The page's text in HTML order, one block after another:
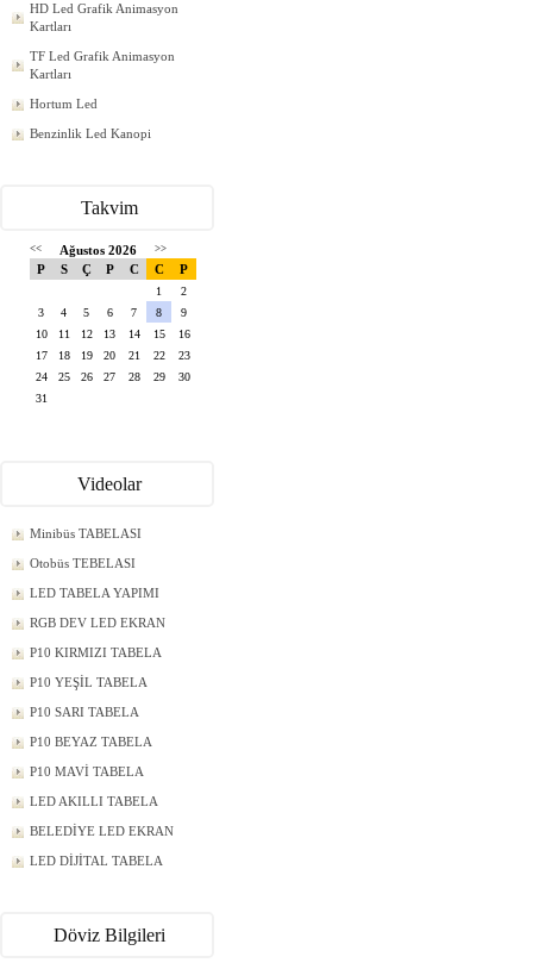
HD Led Grafik Animasyon
Kartları
TF Led Grafik Animasyon
Kartları
Hortum Led
Benzinlik Led Kanopi
Takvim
<< Ağustos 2026 >>
P S Ç P C C P
1
2
3
4 5 6 7 8
9
10
11 12 13 14 15
16
17
18 19 20 21 22
23
24
25 26 27 28 29
30
31
Videolar
Minibüs TABELASI
Otobüs TEBELASI
LED TABELA YAPIMI
RGB DEV LED EKRAN
P10 KIRMIZI TABELA
P10 YEŞİL TABELA
P10 SARI TABELA
P10 BEYAZ TABELA
P10 MAVİ TABELA
LED AKILLI TABELA
BELEDİYE LED EKRAN
LED DİJİTAL TABELA
Döviz Bilgileri